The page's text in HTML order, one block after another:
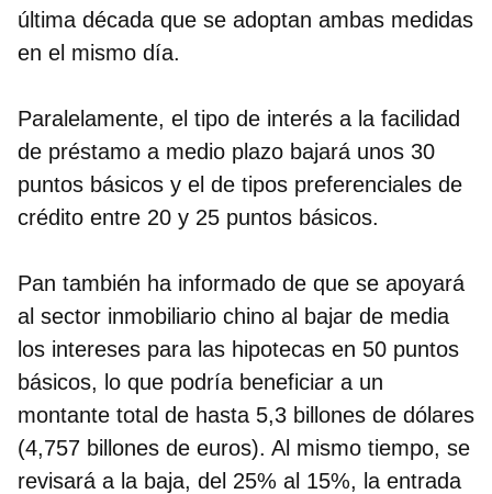
última década que se adoptan ambas medidas
en el mismo día.
Paralelamente, el tipo de interés a la facilidad
de préstamo a medio plazo bajará unos 30
puntos básicos y el de tipos preferenciales de
crédito entre 20 y 25 puntos básicos.
Pan también ha informado de que se apoyará
al sector inmobiliario chino al bajar de media
los intereses para las hipotecas en 50 puntos
básicos, lo que podría beneficiar a un
montante total de hasta 5,3 billones de dólares
(4,757 billones de euros). Al mismo tiempo, se
revisará a la baja, del 25% al 15%, la entrada